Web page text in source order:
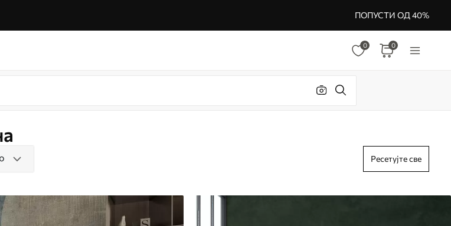
ПОПУСТИ ОД 40%
0 0
Ресетујте све